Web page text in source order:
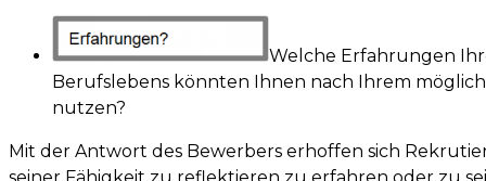
Welche Erfahrungen
Berufslebens könnten Ihnen nach Ihrem
nutzen?
Mit der Antwort des Bewerbers erhoffen sich